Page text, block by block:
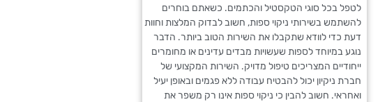
לטפל בכל סוגי הטקסטיל והכתמים. כשאתם בוחרים
להשתמש בשירותי ניקוי ספות, חשוב לבדוק המלצות וחוות
דעת כדי לוודא שתקבלו את השירות הטוב ביותר. הדבר
נוגע במיוחד לספות שעשויות מבדים עדינים או מחומרים
ייחודיים המצריכים טיפול מדויק. השירות המקצועי של
חברת ניקיון יכול להבטיח עבודה ללא פגמים ובאופן יעיל
ואחראי. חשוב להבין כי ניקוי ספות אינו רק משפר את